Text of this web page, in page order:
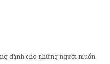
dành cho những người muốn